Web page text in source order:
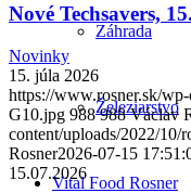
Záhrada
Železiarstvo
Vital Food Rosner
Nové Techsavers,
Novinky
15. júla 2026
https://www.rosner.sk/
G10.jpg 988 988 Václav
content/uploads/2022/10/
Rosner2026-07-15
15.07.2026